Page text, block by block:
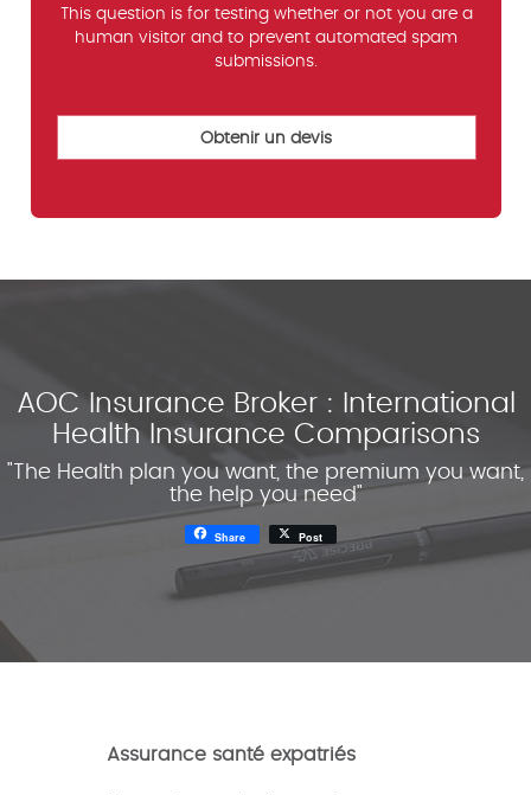
This question is for testing whether or not you are a
human visitor and to prevent automated spam
submissions.
AOC Insurance Broker : International
Health Insurance Comparisons
"The Health plan you want, the premium you want,
the help you need"
Share Post
Assurance santé expatriés